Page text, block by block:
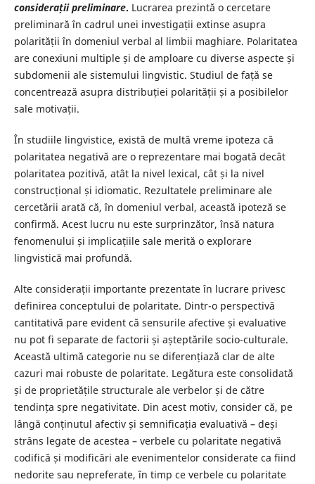
considerații preliminare. Lucrarea prezintă o cercetare
preliminară în cadrul unei investigații extinse asupra
polarității în domeniul verbal al limbii maghiare. Polaritatea
are conexiuni multiple și de amploare cu diverse aspecte și
subdomenii ale sistemului lingvistic. Studiul de față se
concentrează asupra distribuției polarității și a posibilelor
sale motivații.
În studiile lingvistice, există de multă vreme ipoteza că
polaritatea negativă are o reprezentare mai bogată decât
polaritatea pozitivă, atât la nivel lexical, cât și la nivel
construcțional și idiomatic. Rezultatele preliminare ale
cercetării arată că, în domeniul verbal, această ipoteză se
confirmă. Acest lucru nu este surprinzător, însă natura
fenomenului și implicațiile sale merită o explorare
lingvistică mai profundă.
Alte considerații importante prezentate în lucrare privesc
definirea conceptului de polaritate. Dintr-o perspectivă
cantitativă pare evident că sensurile afective și evaluative
nu pot fi separate de factorii și așteptările socio-culturale.
Această ultimă categorie nu se diferențiază clar de alte
cazuri mai robuste de polaritate. Legătura este consolidată
și de proprietățile structurale ale verbelor și de către
tendința spre negativitate. Din acest motiv, consider că, pe
lângă conținutul afectiv și semnificația evaluativă – deși
strâns legate de acestea – verbele cu polaritate negativă
codifică și modificări ale evenimentelor considerate ca fiind
nedorite sau nepreferate, în timp ce verbele cu polaritate